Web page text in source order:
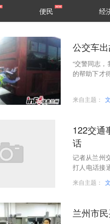
便民 经
公交车
“交警同志
的帮助下才
来自主题：
122交通
话
记者从兰州
打人电话接
来自主题：
兰州市